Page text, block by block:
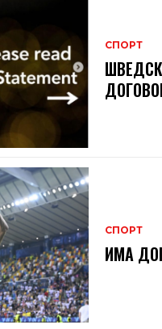
СПОРТ
СПОРТ
ИМА